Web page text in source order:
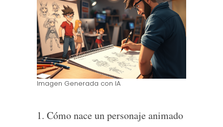
Imagen Generada con IA
1. Cómo nace un personaje animado